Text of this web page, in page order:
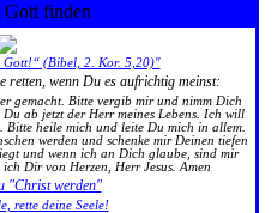
Gott finden
Gott!“ (Bibel, 2. Kor. 5,20)"
retten, wenn Du es aufrichtig meinst:
gemacht. Bitte vergib mir und nimm Dich
ab jetzt der Herr meines Lebens. Ich will
heile mich und leite Du mich in allem.
werden und schenke mir Deinen tiefen
und wenn ich an Dich glaube, sind mir
Dir von Herzen, Herr Jesus. Amen
"Christ werden"
rette deine Seele!